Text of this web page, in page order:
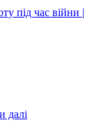
під час війни |
далі